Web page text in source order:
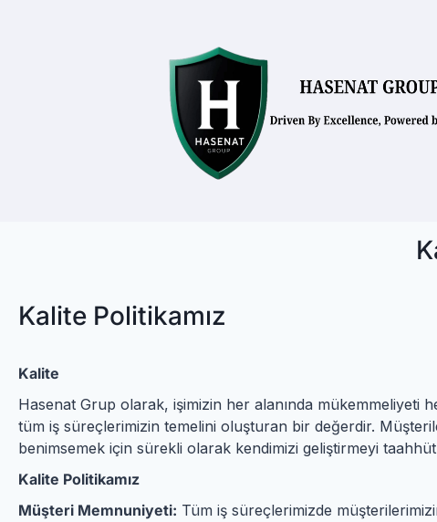
Kalite Politikamız
Kalite
Hasenat Grup olarak, işimizin her alanında mükemmeliyeti
tüm iş süreçlerimizin temelini oluşturan bir değerdir.
benimsemek için sürekli olarak kendimizi geliştirmeyi
Kalite Politikamız
Müşteri Memnuniyeti: Tüm iş süreçlerimizde